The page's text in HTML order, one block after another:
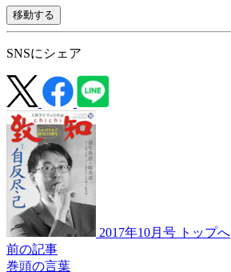
移動する
SNSにシェア
2017年10月号 トップへ
前の記事
巻頭の言葉